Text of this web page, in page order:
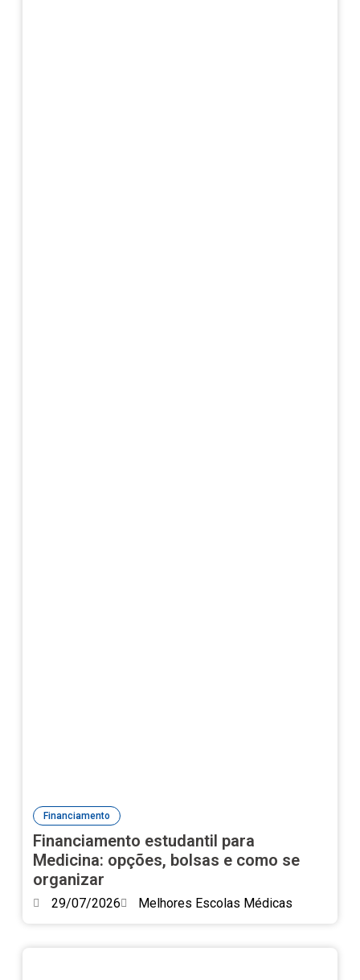
Financiamento
Financiamento estudantil para
Medicina: opções, bolsas e como se
organizar
29/07/2026 Melhores Escolas Médicas